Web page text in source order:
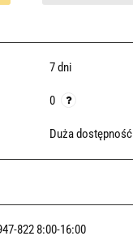
7 dni
0
Duża dostępność
822 8:00-16:00